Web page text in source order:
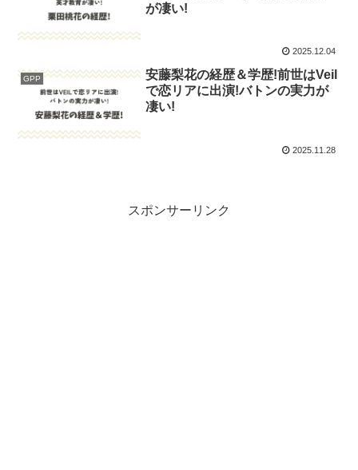
が凄い!
2025.12.04
GPP
安藤梨花の経歴＆学歴!前世はVeil
で恋リアに出演!バトンの実力が
凄い!
2025.11.28
スポンサーリンク